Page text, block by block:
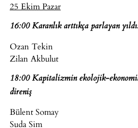
25 Ekim Pazar
16:00 Karanlık arttıkça parlayan
Ozan Tekin
Zilan Akbulut
18:00 Kapitalizmin ekolojik-
direniş
Bülent Somay
Suda Sim